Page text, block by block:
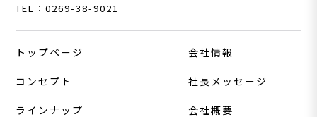
TEL：0269-38-9021
トップページ
コンセプト
ラインナップ
会社情報
社長メッセージ
会社概要